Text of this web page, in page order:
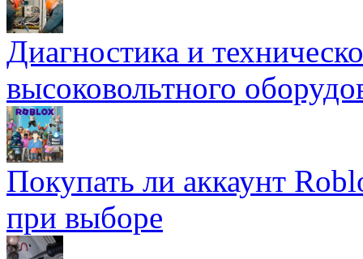
Диагностика и
высоковольтного
Покупать ли аккаунт
при выборе